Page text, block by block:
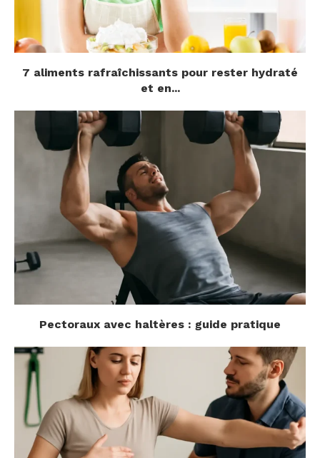
7 aliments rafraîchissants pour rester hydraté
et en...
Pectoraux avec haltères : guide pratique